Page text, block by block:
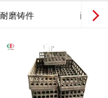
耐磨铸件 耐热钢